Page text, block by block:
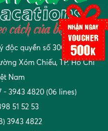
độc quyền số 300305
Xóm Chiếu, TP. Hồ Chí
Nam
- 3943 4820 (06 lines)
51 52 53
3943 4822